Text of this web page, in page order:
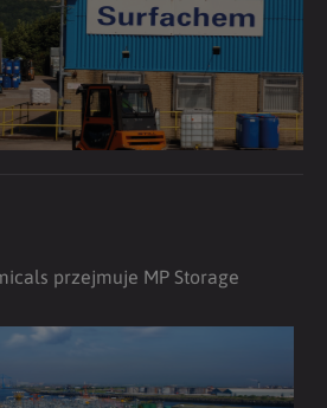
przejmuje MP Storage